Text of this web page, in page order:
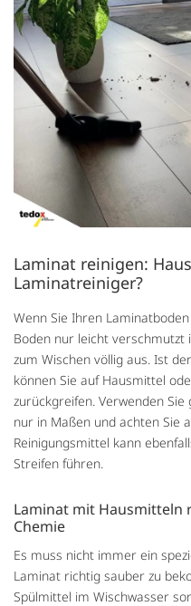
Laminat reinigen:
Laminatreiniger?
Wenn Sie Ihren
Boden nur leicht
zum Wischen völlig aus. Ist
können Sie auf Hausmittel
zurückgreifen. Verwenden
nur in Maßen und achten Sie
Reinigungsmittel kann
Streifen führen.
Laminat mit Hausmitteln
Chemie
Es muss nicht immer ein
Laminat richtig sauber zu
Spülmittel im Wischwasser